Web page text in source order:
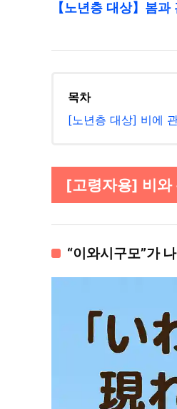
【노년층 대상】봄
목차
[노년층 대상] 비에
[고령자용] 비와
“이와시구모”가